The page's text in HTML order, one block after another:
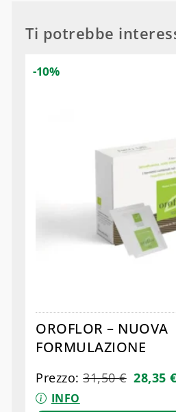
Ti potrebbe
OROFLOR – NUOVA
FORMULAZIONE
Prezzo:31,50€ 28,35€
INFO
-10%